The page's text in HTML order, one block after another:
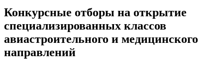
Конкурсные отборы на открытие
специализированных классов
авиастроительного и медицинского
направлений